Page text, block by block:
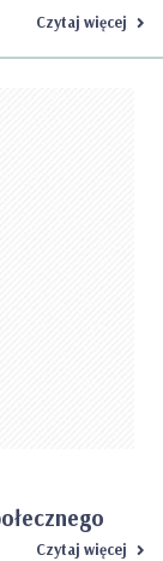
Czytaj więcej
Czytaj więcej